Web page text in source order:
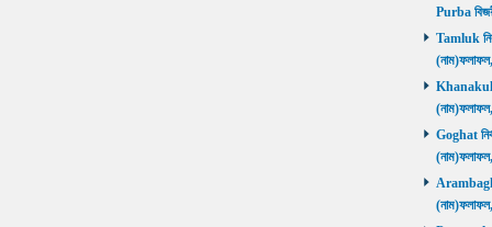
Purba
Tamluk
Khanakul
Goghat
Arambagh